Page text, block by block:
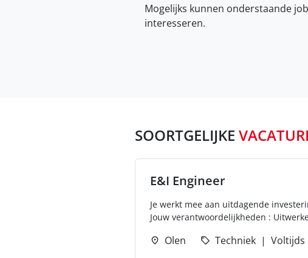
Mogelijks kunnen onderstaande
interesseren.
SOORTGELIJKE
E&I Engineer
Je werkt mee aan uitdagende
Jouw verantwoordelijkheden :
Olen Techniek Voltijds